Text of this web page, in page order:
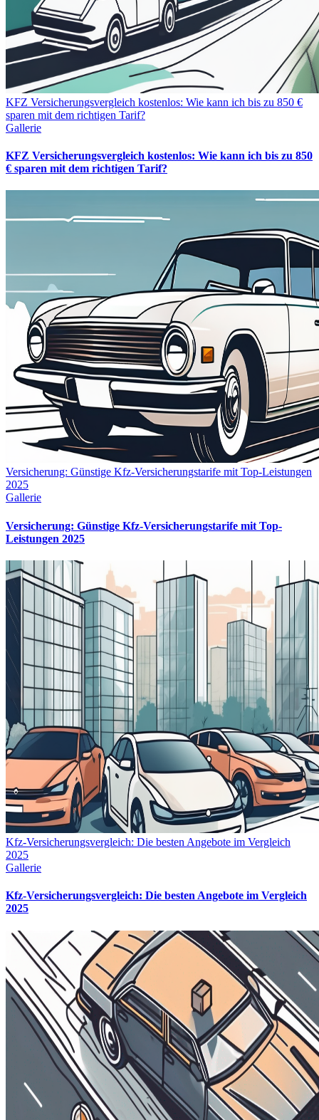
KFZ Versicherungsvergleich kostenlos: Wie kann ich bis zu 850 €
sparen mit dem richtigen Tarif?
Gallerie
KFZ Versicherungsvergleich kostenlos: Wie kann ich bis zu 850
€ sparen mit dem richtigen Tarif?
Versicherung: Günstige Kfz-Versicherungstarife mit Top-Leistungen
2025
Gallerie
Versicherung: Günstige Kfz-Versicherungstarife mit Top-
Leistungen 2025
Kfz-Versicherungsvergleich: Die besten Angebote im Vergleich
2025
Gallerie
Kfz-Versicherungsvergleich: Die besten Angebote im Vergleich
2025